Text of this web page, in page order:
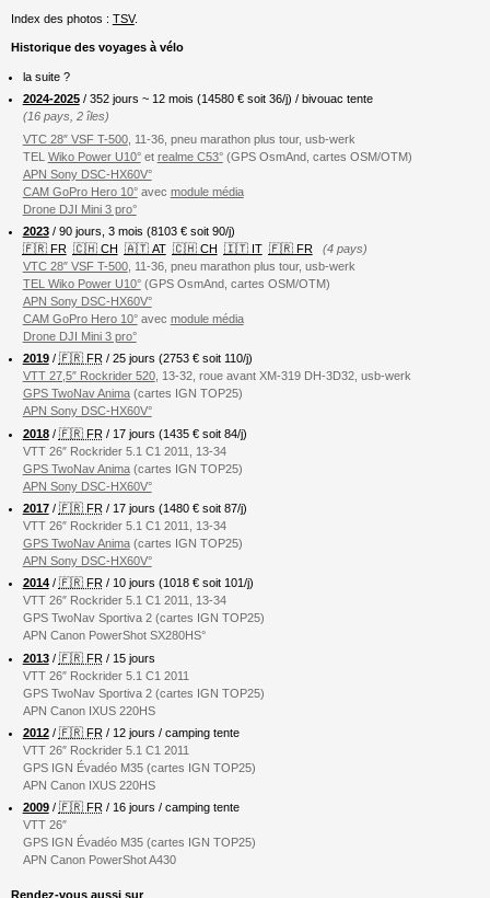
Index des photos : TSV.
Historique des voyages à vélo
la suite ?
2024-2025/ 352 jours ~ 12 mois (14580€ soit 36/j) / bivouac tente
(16 pays, 2 îles)
VTC 28″ VSF T-500, 11-36, pneu marathon plus tour, usb-werk
TEL Wiko Power U10°et realme C53°(GPS OsmAnd, cartes OSM/OTM)
APN Sony DSC-HX60V°
CAM GoPro Hero 10°avec module média
Drone DJI Mini 3 pro°
2023/ 90 jours, 3 mois (8103 € soit 90/j)
🇫🇷 FR 🇨🇭 CH 🇦🇹 AT 🇨🇭 CH 🇮🇹 IT 🇫🇷 FR
(4 pays)
VTC 28″ VSF T-500, 11-36, pneu marathon plus tour, usb-werk
TEL Wiko Power U10°(GPS OsmAnd, cartes OSM/OTM)
APN Sony DSC-HX60V°
CAM GoPro Hero 10°avec module média
Drone DJI Mini 3 pro°
2019/ 🇫🇷 FR/ 25 jours (2753 € soit 110/j)
VTT 27,5″ Rockrider 520, 13-32, roue avant XM-319 DH-3D32, usb-werk
GPS TwoNav Anima(cartes IGN TOP25)
APN Sony DSC-HX60V°
2018/ 🇫🇷 FR / 17 jours (1435 € soit 84/j)
VTT 26″ Rockrider 5.1 C1 2011, 13-34
GPS TwoNav Anima(cartes IGN TOP25)
APN Sony DSC-HX60V°
2017/ 🇫🇷 FR / 17 jours (1480 € soit 87/j)
VTT 26″ Rockrider 5.1 C1 2011, 13-34
GPS TwoNav Anima(cartes IGN TOP25)
APN Sony DSC-HX60V°
2014/ 🇫🇷 FR/ 10 jours (1018 € soit 101/j)
VTT 26″ Rockrider 5.1 C1 2011, 13-34
GPS TwoNav Sportiva 2 (cartes IGN TOP25)
APN Canon PowerShot SX280HS°
2013/ 🇫🇷 FR / 15 jours
VTT 26″ Rockrider 5.1 C1 2011
GPS TwoNav Sportiva 2 (cartes IGN TOP25)
APN Canon IXUS 220HS
2012/ 🇫🇷 FR / 12 jours / camping tente
VTT 26″ Rockrider 5.1 C1 2011
GPS IGN Évadéo M35 (cartes IGN TOP25)
APN Canon IXUS 220HS
2009/ 🇫🇷 FR/ 16 jours / camping tente
VTT 26″
GPS IGN Évadéo M35 (cartes IGN TOP25)
APN Canon PowerShot A430
Rendez-vous aussi sur